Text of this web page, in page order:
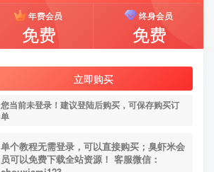
年费会员
免费
终身会员
免费
立即购买
您当前未登录！建议登陆后购买，可保存购买订
单
单个教程无需登录，可以直接购买；臭虾米会
员可以免费下载全站资源！ 客服微信：